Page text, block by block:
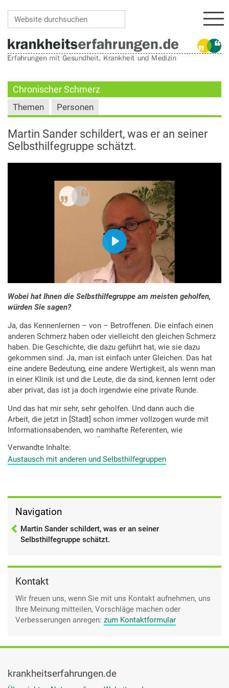
Chronischer Schmerz
Themen Personen
Martin Sander schildert, was er an seiner
Selbsthilfegruppe schätzt.
Wobei hat Ihnen die Selbsthilfegruppe am meisten geholfen,
würden Sie sagen?
Ja, das Kennenlernen – von – Betroffenen. Die einfach einen
anderen Schmerz haben oder vielleicht den gleichen Schmerz
haben. Die Geschichte, die dazu geführt hat, wie sie dazu
gekommen sind. Ja, man ist einfach unter Gleichen. Das hat
eine andere Bedeutung, eine andere Wertigkeit, als wenn man
in einer Klinik ist und die Leute, die da sind, kennen lernt oder
aber privat, das ist ja doch irgendwie eine private Runde.
Und das hat mir sehr, sehr geholfen. Und dann auch die
Arbeit, die jetzt in [Stadt] schon immer vollzogen wurde mit
Informationsabenden, wo namhafte Referenten, wie
Schmerztherapien kamen, Vorträge gehalten haben. Das ist
natürlich dann- Doktor [Arzt], um nur ein paar zu nennen. Das
Was machen die? Welche Verfahren wenden die an? Das war
animiert da mitzumachen, ja.
Verwandte Inhalte
Austausch mit anderen und Selbsthilfegruppen
Navigation
Martin Sander schildert, was er an seiner
Selbsthilfegruppe schätzt.
Kontakt
Wir freuen uns, wenn Sie mit uns Kontakt aufnehmen, uns
Ihre Meinung mitteilen, Vorschläge machen oder
Verbesserungen anregen: zum Kontaktformular
krankheitserfahrungen.de